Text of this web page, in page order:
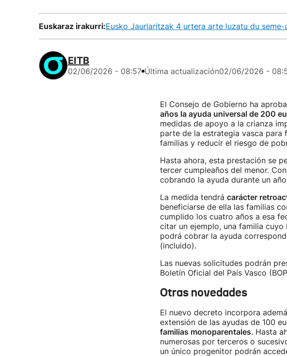
Euskaraz irakurri:Eusko Jaurlaritzak 4 urtera arte luzatu du
EITB
02/06/2026 - 08:57 Última actualización02/06/2026 -
El Consejo de Gobierno ha
años la ayuda universal de 200
medidas de apoyo a la crianza
parte de la estrategia vasca
familias y reducir el riesgo de
Hasta ahora, esta prestación se
tercer cumpleaños del menor.
cobrando la ayuda durante un
La medida tendrá carácter
beneficiarse de ella las familias
cumplido los cuatro años a esa
citar un ejemplo, una familia
podrá cobrar la ayuda
(incluido).
Las nuevas solicitudes podrán
Boletín Oficial del País Vasco
Otras novedades
El nuevo decreto incorpora
extensión de las ayudas de 100
familias monoparentales. Hasta
numerosas por terceros o
un único progenitor podrán